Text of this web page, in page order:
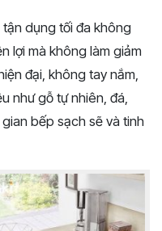
dụng tối đa không
lợi mà không làm giảm
đại, không tay nắm,
như gỗ tự nhiên, đá,
bếp sạch sẽ và tinh